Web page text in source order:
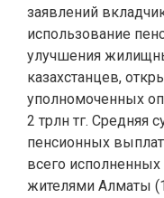
заявлений
использование
улучшения
казахстанцев,
уполномоченных
2 трлн тг. Средняя
пенсионных
всего
жителями Алматы